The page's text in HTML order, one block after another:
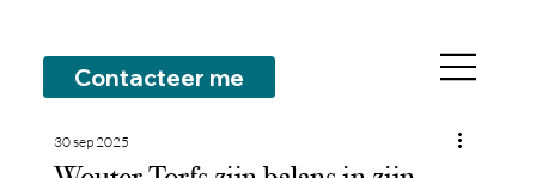
Contacteer me
30 sep 2025